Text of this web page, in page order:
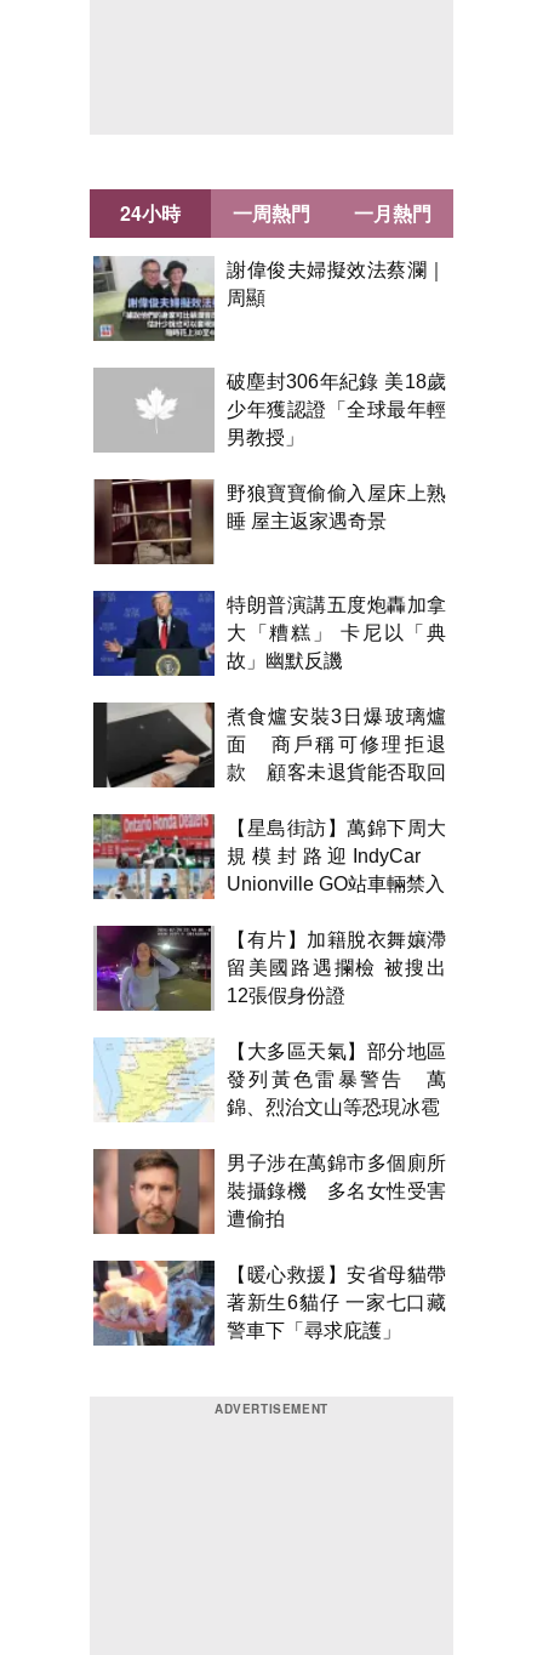
24小時
謝偉俊夫婦擬效法蔡瀾｜
周顯
破塵封306年紀錄 美18歲
少年獲認證「全球最年輕
男教授」
野狼寶寶偷偷入屋床上熟
睡 屋主返家遇奇景
特朗普演講五度炮轟加拿
大「糟糕」 卡尼以「典
故」幽默反譏
煮食爐安裝3日爆玻璃爐
面 商戶稱可修理拒退
款 顧客未退貨能否取回
【星島街訪】萬錦下周大
規模封路迎IndyCar
Unionville GO站車輛禁入
【有片】加籍脫衣舞孃滯
留美國路遇攔檢 被搜出
12張假身份證
【大多區天氣】部分地區
發列黃色雷暴警告 萬
錦、烈治文山等恐現冰雹
男子涉在萬錦市多個廁所
裝攝錄機 多名女性受害
遭偷拍
【暖心救援】安省母貓帶
著新生6貓仔 一家七口藏
警車下「尋求庇護」
一周熱門 一月熱門